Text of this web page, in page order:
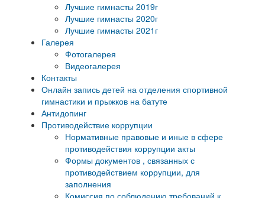
Лучшие гимнасты 2019г
Лучшие гимнасты 2020г
Лучшие гимнасты 2021г
Галерея
Фотогалерея
Видеогалерея
Контакты
Онлайн запись детей на отделения спортивной
гимнастики и прыжков на батуте
Антидопинг
Противодействие коррупции
Нормативные правовые и иные в сфере
противодействия коррупции акты
Формы документов , связанных с
противодействием коррупции, для
заполнения
Комиссия по соблюдению требований к